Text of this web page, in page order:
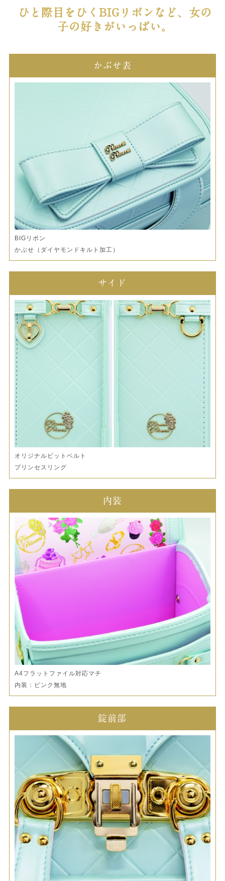
ひと際目をひくBIGリボンなど、女の
子の好きがいっぱい。
かぶせ表
BIGリボン
かぶせ（ダイヤモンドキルト加工）
サイド
オリジナルビットベルト
プリンセスリング
内装
A4フラットファイル対応マチ
内装：ピンク無地
錠前部